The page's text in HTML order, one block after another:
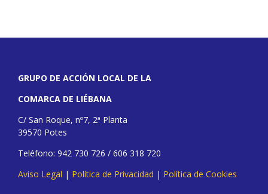
GRUPO DE ACCIÓN LOCAL DE LA
COMARCA DE LIÉBANA
C/ San Roque, nº7, 2ª Planta
39570 Potes
Teléfono: 942 730 726 / 606 318 720
Aviso Legal | Política de Privacidad | Política de Cookies